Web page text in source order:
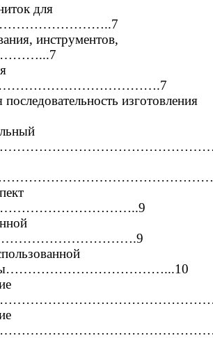
для
инструментов,
последовательность изготовления